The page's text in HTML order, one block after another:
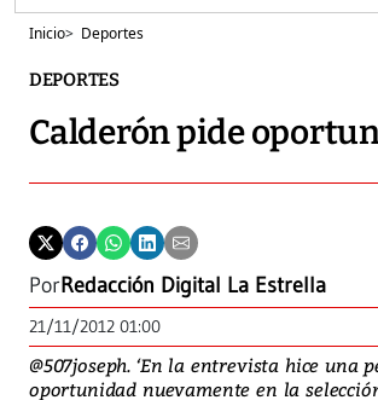
Inicio> Deportes
DEPORTES
Calderón pide
PorRedacción Digital La Estrella
21/11/2012 01:00
@507joseph. ‘En la entrevista hice una
oportunidad nuevamente en la